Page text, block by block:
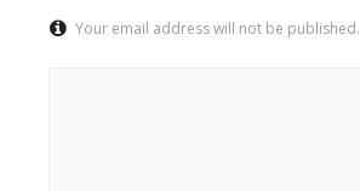
Your email address will not be published.